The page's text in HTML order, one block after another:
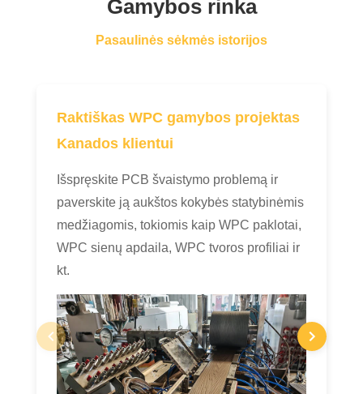
Gamybos rinka
Pasaulinės sėkmės istorijos
Raktiškas WPC gamybos projektas
Kanados klientui
Išspręskite PCB švaistymo problemą ir
paverskite ją aukštos kokybės statybinėmis
medžiagomis, tokiomis kaip WPC paklotai,
WPC sienų apdaila, WPC tvoros profiliai ir
kt.